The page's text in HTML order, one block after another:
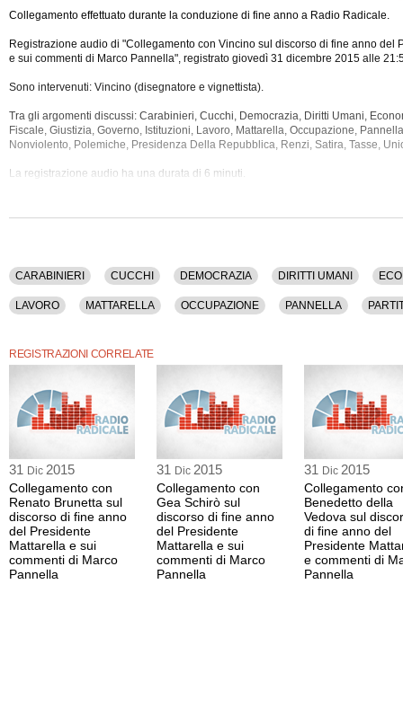
Collegamento effettuato durante la conduzione di fine anno a Radio Radicale.
Registrazione audio di "Collegamento con Vincino sul discorso di fine anno del
e sui commenti di Marco Pannella", registrato giovedì 31 dicembre 2015 alle
Sono intervenuti: Vincino (disegnatore e vignettista).
Tra gli argomenti discussi: Carabinieri, Cucchi, Democrazia, Diritti Umani,
Fiscale, Giustizia, Governo, Istituzioni, Lavoro, Mattarella, Occupazione,
Nonviolento, Polemiche, Presidenza Della Repubblica, Renzi, Satira, Tasse,
La registrazione audio ha una durata di 6 minuti.
CARABINIERI CUCCHI DEMOCRAZIA DIRITTI UMANI
LAVORO MATTARELLA OCCUPAZIONE PANNELLA
REGISTRAZIONI CORRELATE
31 Dic 2015
Collegamento con
Renato Brunetta sul
discorso di fine anno
del Presidente
Mattarella e sui
commenti di Marco
Pannella
31 Dic 2015
Collegamento con
Gea Schirò sul
discorso di fine anno
del Presidente
Mattarella e sui
commenti di Marco
Pannella
31 Dic 2015
Collegamento
Benedetto della
Vedova sul
di fine anno del
Presidente
e commenti di
Pannella